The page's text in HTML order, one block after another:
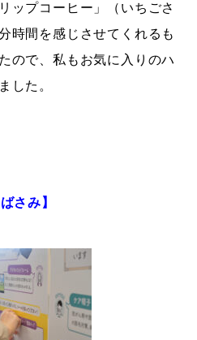
ップコーヒー」（いちごさ
時間を感じさせてくれるも
ので、私もお気に入りのハ
した。
さみ】